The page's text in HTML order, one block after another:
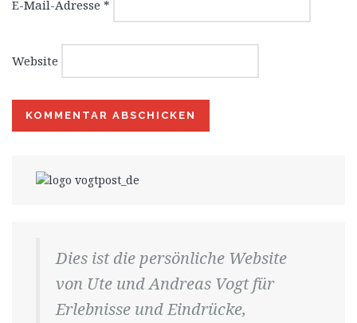
E-Mail-Adresse *
Website
Dies ist die persönliche Website
von Ute und Andreas Vogt für
Erlebnisse und Eindrücke,